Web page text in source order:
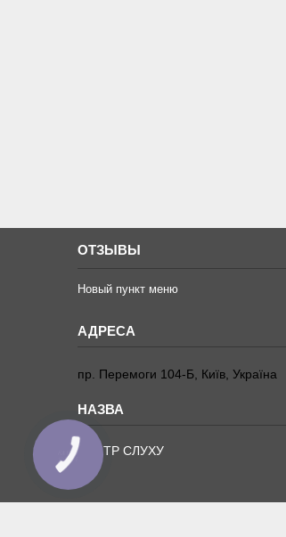
ОТЗЫВЫ
Новый пункт меню
пр. Перемоги 104-Б, Київ, Україна
ЦЕНТР СЛУХУ